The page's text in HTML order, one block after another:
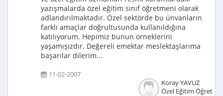
yazışmalarda özel eğitim sınıf öğretmeni olarak
adlandırılmaktadır. Özel sektörde bu ünvanların
farklı amaçlar doğrultusunda kullanıldığına
katılıyorum. Hepimiz bunun örneklerini
yaşamışızdır. Değereli emektar meslektaşlarıma
başarılar dilerim...
11-02-2007
Koray YAVUZ
Özel Eğitim